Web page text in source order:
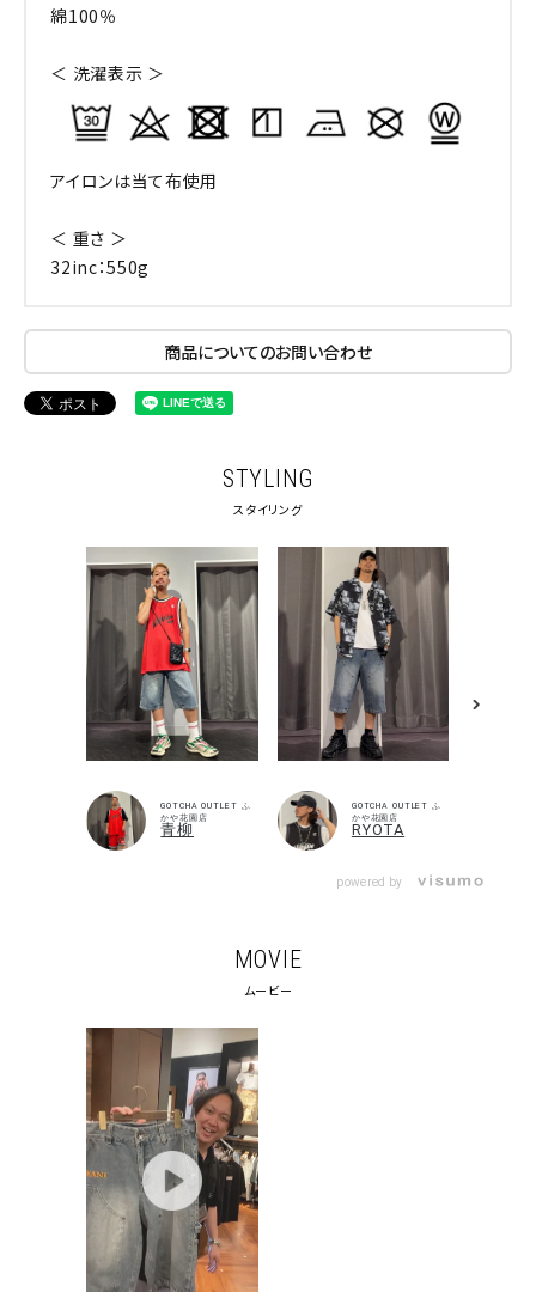
綿100％
＜ 洗濯表示 ＞
アイロンは当て布使用
＜ 重さ ＞
32inc：550g
商品についてのお問い合わせ
STYLING
スタイリング
GOTCHA OUTLET ふ
かや花園店
青柳
GOTCHA OUTLET ふ
かや花園店
RYOTA
powered by
MOVIE
ムービー